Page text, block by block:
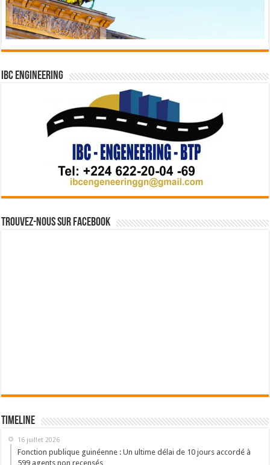
IBC Engineering
Trouvez-nous sur Facebook
Timeline
16 juillet 2026
Fonction publique guinéenne : Un ultime délai de 10 jours accordé à
599 agents non recensés